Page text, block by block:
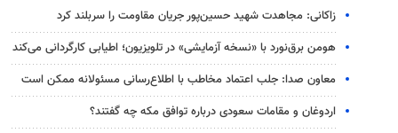
زاکانی: مجاهدت شهید حسین‌پور جریان مقاومت را سربلند کرد
هومن برق‌نورد با «نسخه آزمایشی» در تلویزیون؛ اطیابی کارگردانی می‌کند
معاون صدا: جلب اعتماد مخاطب با اطلاع‌رسانی مسئولانه ممکن است
اردوغان و مقامات سعودی درباره توافق مکه چه گفتند؟